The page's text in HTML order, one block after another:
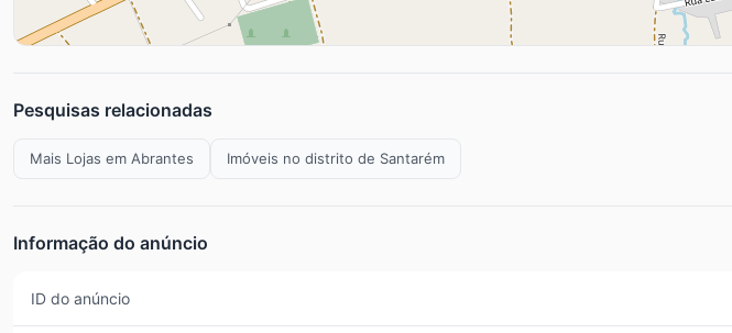
Pesquisas relacionadas
Mais Lojas em Abrantes Imóveis no distrito de Santarém
Informação do anúncio
ID do anúncio